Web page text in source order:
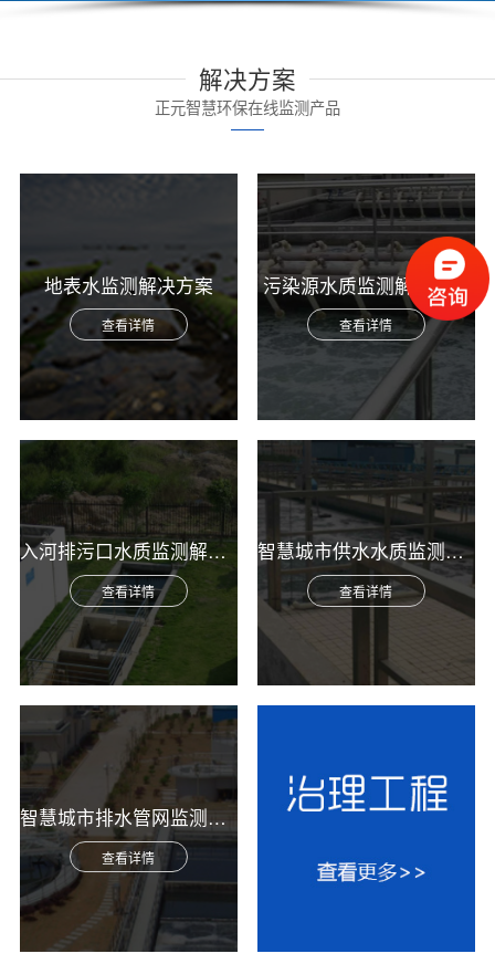
解决方案
正元智慧环保在线监测产品
地表水监测解决方案
查看详情
污染源水质监测解决方案
查看详情
入河排污口水质监测解决方案
查看详情
智慧城市供水水质监测综合解决方案
查看详情
智慧城市排水管网监测综合解决方案
查看详情